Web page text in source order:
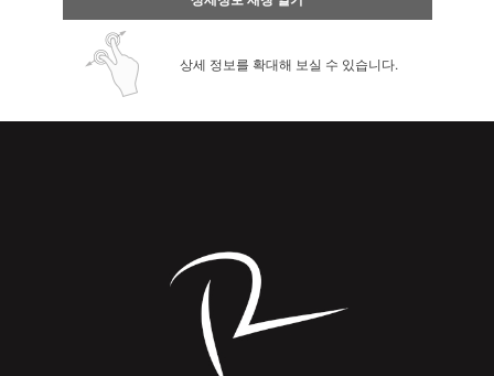
상세 정보를 확대해 보실 수 있습니다.